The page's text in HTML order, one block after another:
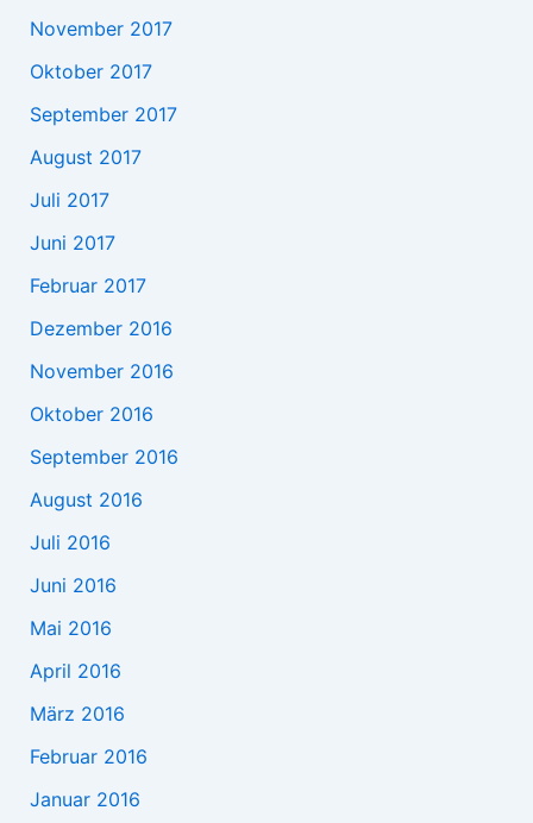
November 2017
Oktober 2017
September 2017
August 2017
Juli 2017
Juni 2017
Februar 2017
Dezember 2016
November 2016
Oktober 2016
September 2016
August 2016
Juli 2016
Juni 2016
Mai 2016
April 2016
März 2016
Februar 2016
Januar 2016